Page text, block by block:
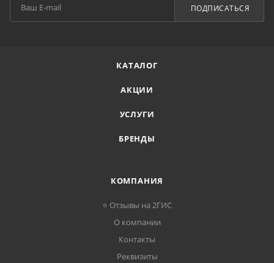
ПОДПИСАТЬСЯ
КАТАЛОГ
АКЦИИ
УСЛУГИ
БРЕНДЫ
КОМПАНИЯ
⭐ Отзывы на 2ГИС
О компании
Контакты
Реквизиты